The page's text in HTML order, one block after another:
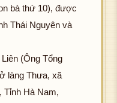
bà thứ 10), được
Thái Nguyên và
(Ông Tổng
làng Thưa, xã
Tỉnh Hà Nam,